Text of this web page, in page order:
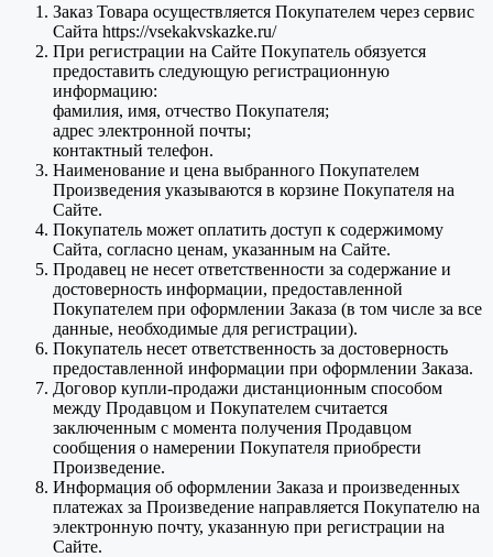
Заказ Товара осуществляется Покупателем через сервис
Сайта https://vsekakvskazke.ru/
При регистрации на Сайте Покупатель обязуется
предоставить следующую регистрационную
информацию:
фамилия, имя, отчество Покупателя;
адрес электронной почты;
контактный телефон.
Наименование и цена выбранного Покупателем
Произведения указываются в корзине Покупателя на
Сайте.
Покупатель может оплатить доступ к содержимому
Сайта, согласно ценам, указанным на Сайте.
Продавец не несет ответственности за содержание и
достоверность информации, предоставленной
Покупателем при оформлении Заказа (в том числе за все
данные, необходимые для регистрации).
Покупатель несет ответственность за достоверность
предоставленной информации при оформлении Заказа.
Договор купли-продажи дистанционным способом
между Продавцом и Покупателем считается
заключенным с момента получения Продавцом
сообщения о намерении Покупателя приобрести
Произведение.
Информация об оформлении Заказа и произведенных
платежах за Произведение направляется Покупателю на
электронную почту, указанную при регистрации на
Сайте.